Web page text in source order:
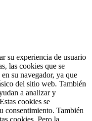
su experiencia de usuario
las cookies que se
su navegador, ya que
del sitio web. También
a analizar y
cookies se
consentimiento. También